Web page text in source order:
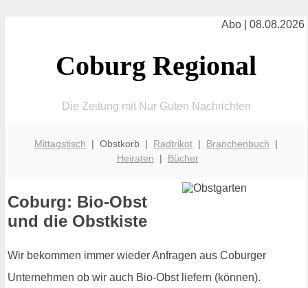
Abo | 08.08.2026
Coburg Regional
Die Zeitung mit Nur Guten Nachrichten
Mittagstisch | Obstkorb | Radtrikot | Branchenbuch |
Heiraten | Bücher
Coburg: Bio-Obst
und die Obstkiste
Wir bekommen immer wieder Anfragen aus Coburger
Unternehmen ob wir auch Bio-Obst liefern (können).